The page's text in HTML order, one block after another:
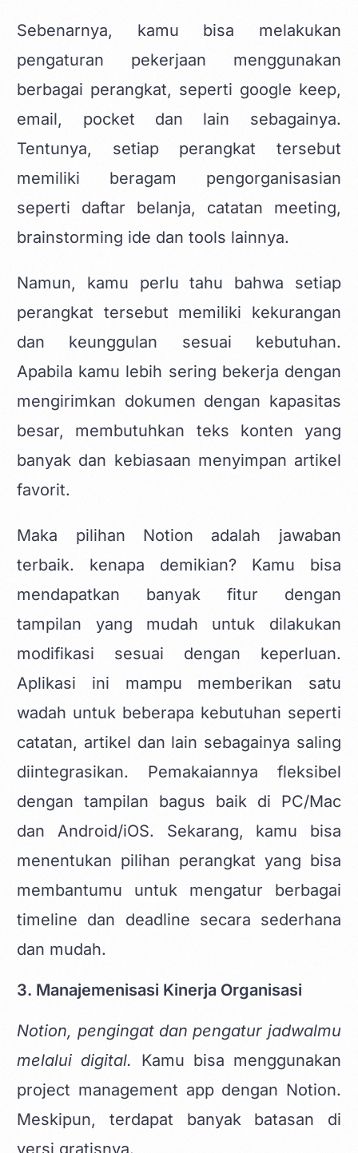
Sebenarnya, kamu bisa melakukan
pengaturan pekerjaan menggunakan
berbagai perangkat, seperti google keep,
email, pocket dan lain sebagainya.
Tentunya, setiap perangkat tersebut
memiliki beragam pengorganisasian
seperti daftar belanja, catatan meeting,
brainstorming ide dan tools lainnya.
Namun, kamu perlu tahu bahwa setiap
perangkat tersebut memiliki kekurangan
dan keunggulan sesuai kebutuhan.
Apabila kamu lebih sering bekerja dengan
mengirimkan dokumen dengan kapasitas
besar, membutuhkan teks konten yang
banyak dan kebiasaan menyimpan artikel
favorit.
Maka pilihan Notion adalah jawaban
terbaik. kenapa demikian? Kamu bisa
mendapatkan banyak fitur dengan
tampilan yang mudah untuk dilakukan
modifikasi sesuai dengan keperluan.
Aplikasi ini mampu memberikan satu
wadah untuk beberapa kebutuhan seperti
catatan, artikel dan lain sebagainya saling
diintegrasikan. Pemakaiannya fleksibel
dengan tampilan bagus baik di PC/Mac
dan Android/iOS. Sekarang, kamu bisa
menentukan pilihan perangkat yang bisa
membantumu untuk mengatur berbagai
timeline dan deadline secara sederhana
dan mudah.
3. Manajemenisasi Kinerja Organisasi
Notion, pengingat dan pengatur jadwalmu
melalui digital. Kamu bisa menggunakan
project management app dengan Notion.
Meskipun, terdapat banyak batasan di
versi gratisnya.